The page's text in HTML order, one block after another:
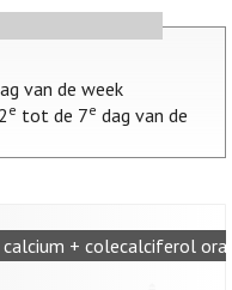
van de week
e tot de 7e dag van de
+ colecalciferol